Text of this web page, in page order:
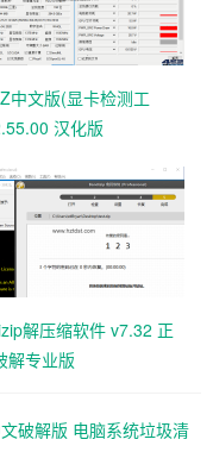
中文版(显卡检测工
汉化版
解压缩软件 v7.32 正
解专业版
破解版 电脑系统垃圾清